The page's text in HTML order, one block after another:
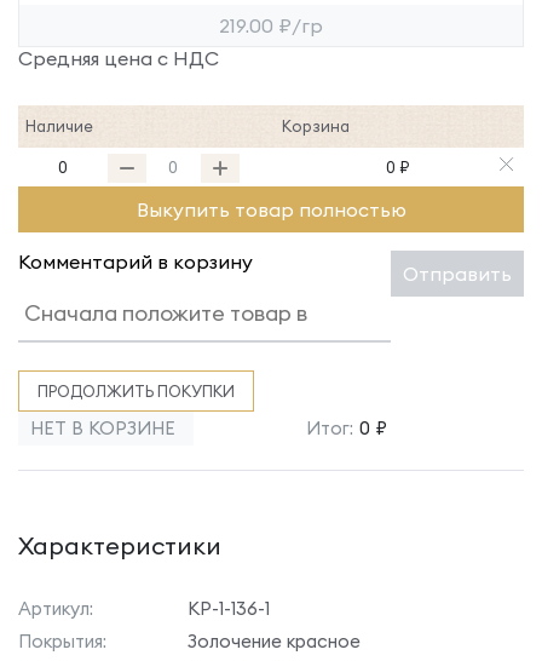
219.00 ₽/гр
Средняя цена с НДС
Наличие Корзина
0 0 ₽
Выкупить товар полностью
Комментарий в корзину Отправить
ПРОДОЛЖИТЬ ПОКУПКИ
НЕТ В КОРЗИНЕ Итог: 0 ₽
Характеристики
Артикул:
КР-1-136-1
Покрытия:
Золочение красное